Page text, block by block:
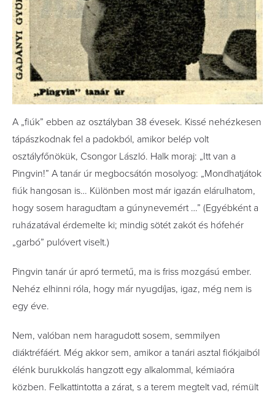
A „fiúk” ebben az osztályban 38 évesek. Kissé nehézkesen
tápászkodnak fel a padokból, amikor belép volt
osztályfőnökük, Csongor László. Halk moraj: „Itt van a
Pingvin!” A tanár úr megbocsátón mosolyog: „Mondhatjátok
fiúk hangosan is… Különben most már igazán elárulhatom,
hogy sosem haragudtam a gúnynevemért …” (Egyébként a
ruházatával érdemelte ki; mindig sötét zakót és hófehér
„garbó” pulóvert viselt.)
Pingvin tanár úr apró termetű, ma is friss mozgású ember.
Nehéz elhinni róla, hogy már nyugdíjas, igaz, még nem is
egy éve.
Nem, valóban nem haragudott sosem, semmilyen
diáktréfáért. Még akkor sem, amikor a tanári asztal fiókjaiból
élénk burukkolás hangzott egy alkalommal, kémiaóra
közben. Felkattintotta a zárat, s a terem megtelt vad, rémült